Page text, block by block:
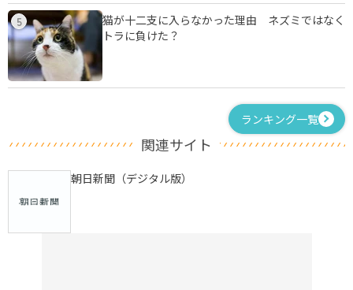
5
猫が十二支に入らなかった理由 ネズミではなく
トラに負けた？
ランキング一覧
関連サイト
朝日新聞（デジタル版）